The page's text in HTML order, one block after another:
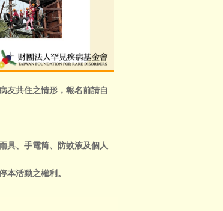
友共住之情形，報名前請自
具、手電筒、防蚊液及個人
本活動之權利。